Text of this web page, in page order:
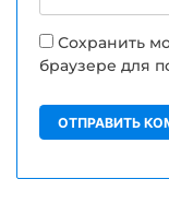
Сохранить
браузере для